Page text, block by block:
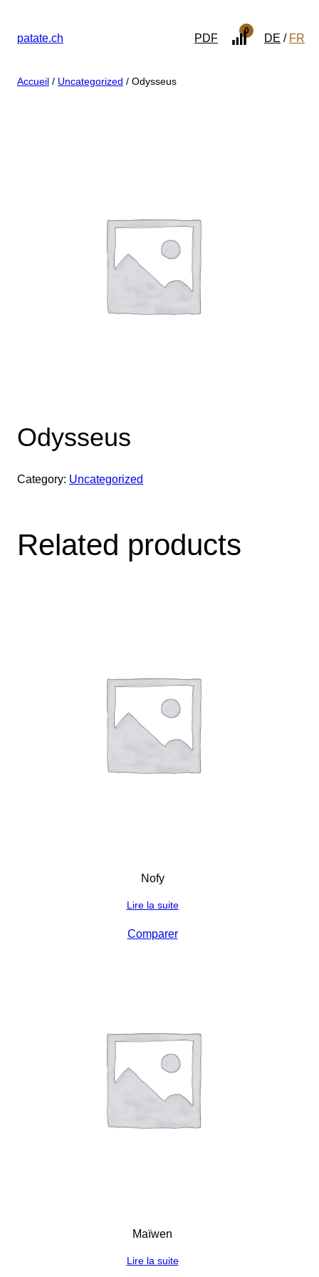
patate.ch PDF
0
DE FR
Accueil / Uncategorized / Odysseus
Odysseus
Category: Uncategorized
Related products
Nofy
Lire la suite
Comparer
Maïwen
Lire la suite